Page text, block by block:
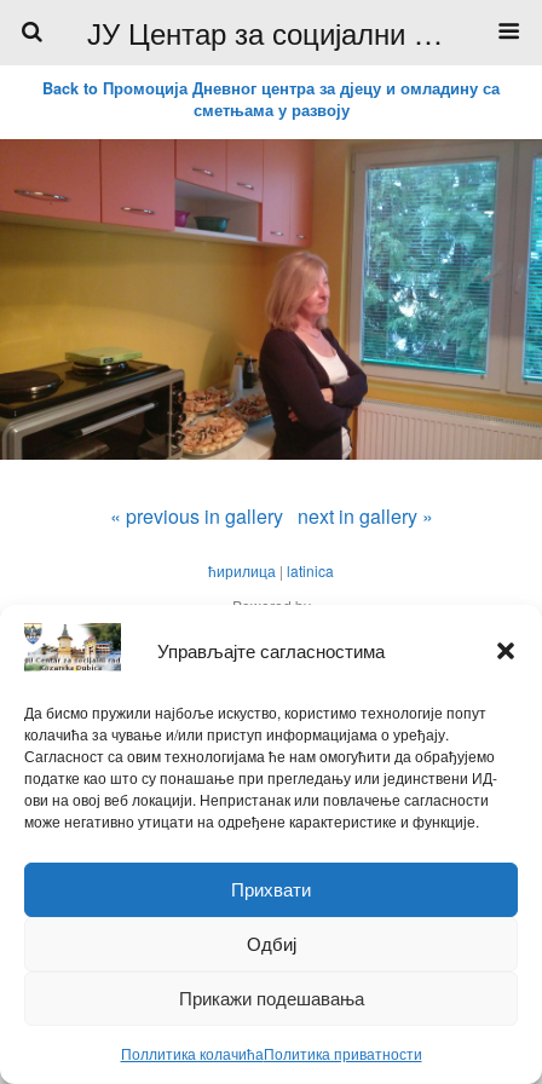
Управљајте сагласностима
Да бисмо пружили најбоље искуство, користимо технологије попут
колачића за чување и/или приступ информацијама о уређају.
Сагласност са овим технологијама ће нам омогућити да обрађујемо
податке као што су понашање при прегледању или јединствени ИД-
ови на овој веб локацији. Непристанак или повлачење сагласности
може негативно утицати на одређене карактеристике и функције.
Прихвати
Одбиј
Прикажи подешавања
Поллитика колачићаПолитика приватности
ЈУ Центар за социјални рад
Back to Промоција Дневног центра за дјецу и омладину са
сметњама у развоју
« previous in gallery next in gallery »
ћирилица | latinica
Powered by
Back to top